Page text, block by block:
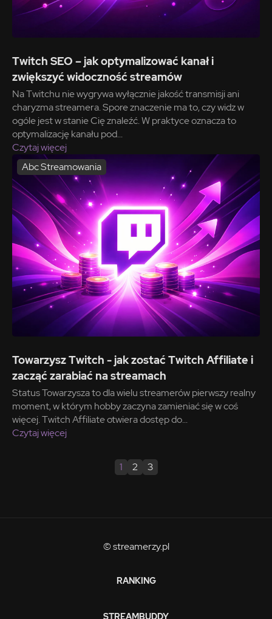
Twitch SEO – jak optymalizować kanał i
zwiększyć widoczność streamów
Na Twitchu nie wygrywa wyłącznie jakość transmisji ani
charyzma streamera. Spore znaczenie ma to, czy widz w
ogóle jest w stanie Cię znaleźć. W praktyce oznacza to
optymalizację kanału pod...
Czytaj więcej
Abc Streamowania
Towarzysz Twitch - jak zostać Twitch Affiliate i
zacząć zarabiać na streamach
Status Towarzysza to dla wielu streamerów pierwszy realny
moment, w którym hobby zaczyna zamieniać się w coś
więcej. Twitch Affiliate otwiera dostęp do...
Czytaj więcej
1 2 3
© streamerzy.pl
RANKING
STREAMBUDDY